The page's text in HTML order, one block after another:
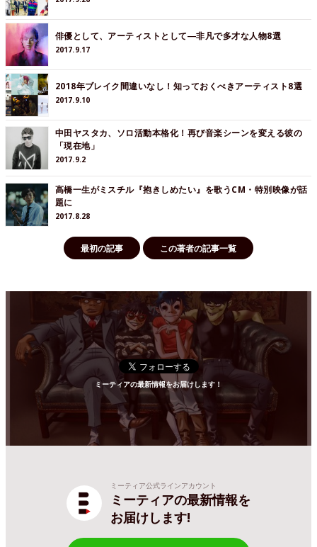
俳優として、アーティストとして―非凡で多才な人物8選
2017.9.17
2018年ブレイク間違いなし！知っておくべきアーティスト8選
2017.9.10
中田ヤスタカ、ソロ活動本格化！再び音楽シーンを変える彼の
「現在地」
2017.9.2
高橋一生がミスチル『抱きしめたい』を歌うCM・特別映像が話
題に
2017.8.28
最初の記事 この著者の記事一覧
ミーティアの最新情報をお届けします！
ミーティア公式ラインアカウント
ミーティアの最新情報を
お届けします!